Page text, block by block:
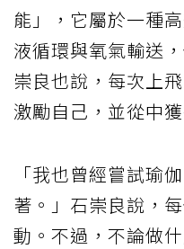
能」，它屬於一種
液循環與氧氣輸送
崇良也說，每次上
激勵自己，並從中
「我也曾經嘗試瑜
著。」石崇良說，
動。不過，不論做